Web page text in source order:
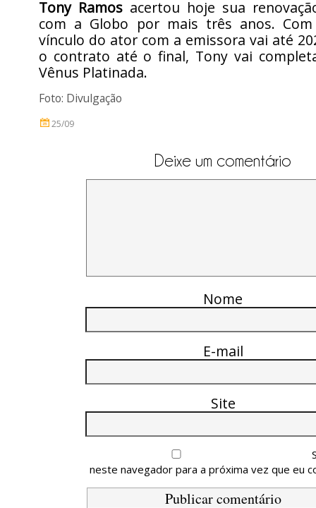
Tony Ramos acertou hoje sua
com a Globo por mais três anos.
vínculo do ator com a emissora vai até
o contrato até o final, Tony vai
Vênus Platinada.
Foto: Divulgação
25/09
Deixe um comentário
Nome
E-mail
Site
neste navegador para a próxima vez que eu